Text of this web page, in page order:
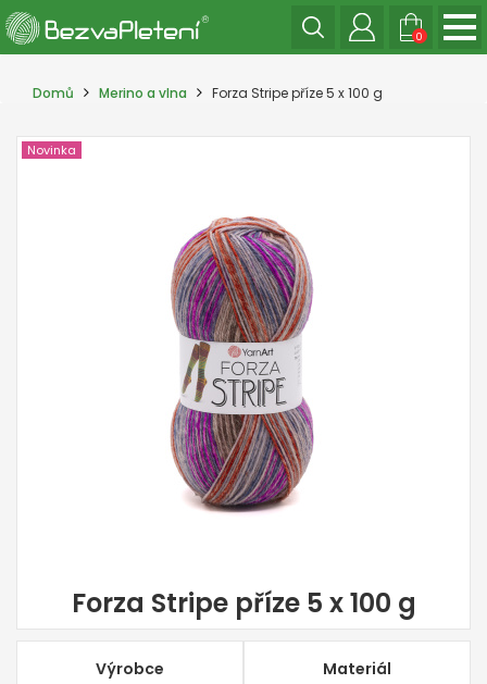
0
Domů Merino a vlna Forza Stripe příze 5 x 100 g
Novinka
Forza Stripe příze 5 x 100 g
Výrobce Materiál